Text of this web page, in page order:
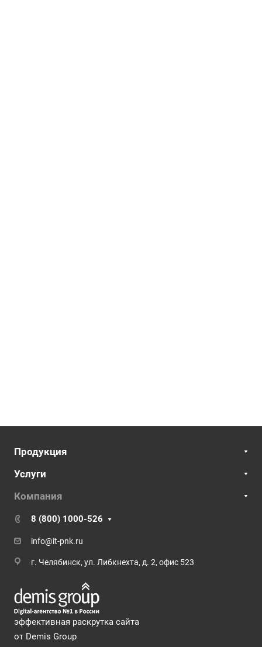
Продукция
Услуги
Компания
8 (800) 1000-526
info@it-pnk.ru
г. Челябинск, ул. Либкнехта, д. 2, офис 523
эффективная раскрутка сайта
от Demis Group